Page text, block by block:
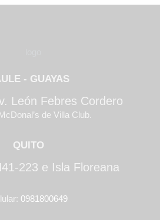
- GUAYAS
León Febres Cordero
de Villa Club.
QUITO
223 e Isla Floreana
0981800649